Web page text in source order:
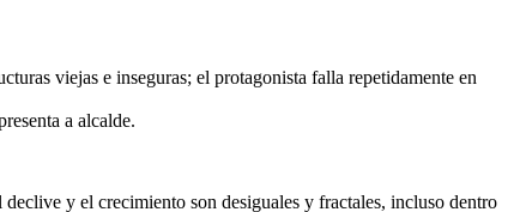
viejas e inseguras; el protagonista falla repetidamente en
a alcalde.
y el crecimiento son desiguales y fractales, incluso dentro